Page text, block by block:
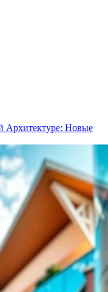
Архитектуре: Новые